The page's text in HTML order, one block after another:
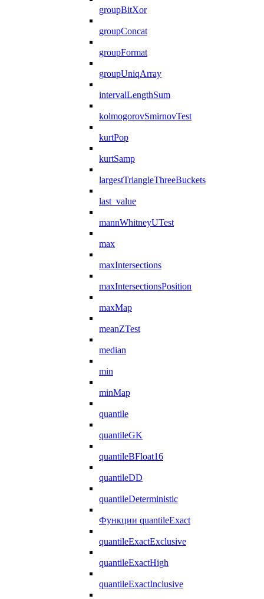
groupBitXor
groupConcat
groupFormat
groupUniqArray
intervalLengthSum
kolmogorovSmirnovTest
kurtPop
kurtSamp
largestTriangleThreeBuckets
last_value
mannWhitneyUTest
max
maxIntersections
maxIntersectionsPosition
maxMap
meanZTest
median
min
minMap
quantile
quantileGK
quantileBFloat16
quantileDD
quantileDeterministic
Функции quantileExact
quantileExactExclusive
quantileExactHigh
quantileExactInclusive